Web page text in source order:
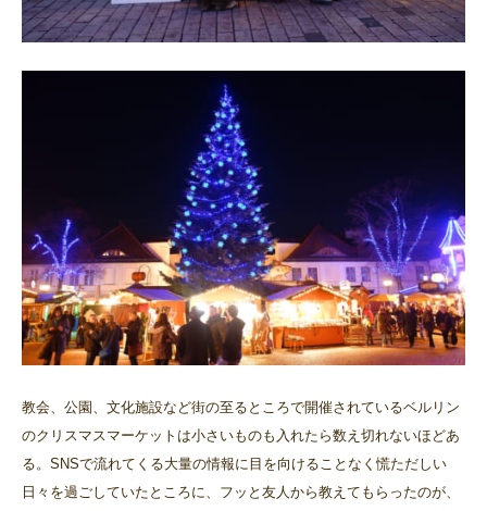
教会、公園、文化施設など街の至るところで開催されているベルリン
のクリスマスマーケットは小さいものも入れたら数え切れないほどあ
る。SNSで流れてくる大量の情報に目を向けることなく慌ただしい
日々を過ごしていたところに、フッと友人から教えてもらったのが、